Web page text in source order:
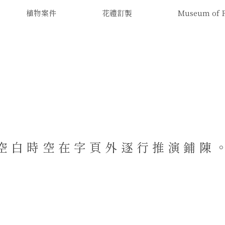
植物案件 花禮訂製 Museum of
白時空在字頁外逐行推演鋪陳。